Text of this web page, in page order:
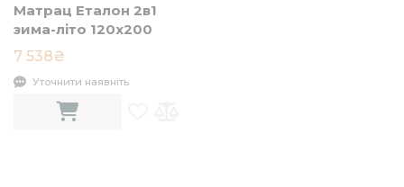
Матрац Еталон 2в1
зима-літо 120x200
7 538₴
Уточнити наявніть